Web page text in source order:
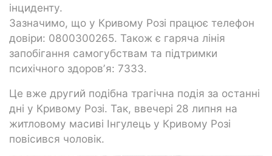
інциденту.
Зазначимо, що у Кривому Розі працює телефон
довіри: 0800300265. Також є гаряча лінія
запобігання самогубствам та підтримки
психічного здоровʼя: 7333.
Це вже другий подібна трагічна подія за останні
дні у Кривому Розі. Так, ввечері 28 липня на
житловому масиві Інгулець у Кривому Розі
повісився чоловік.